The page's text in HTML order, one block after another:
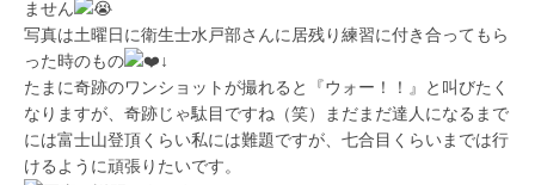
ません
写真は土曜日に衛生士水戸部さんに居残り練習に付き合ってもら
った時のもの
↓
たまに奇跡のワンショットが撮れると『ウォー！！』と叫びたく
なりますが、奇跡じゃ駄目ですね（笑）まだまだ達人になるまで
には富士山登頂くらい私には難題ですが、七合目くらいまでは行
けるように頑張りたいです。